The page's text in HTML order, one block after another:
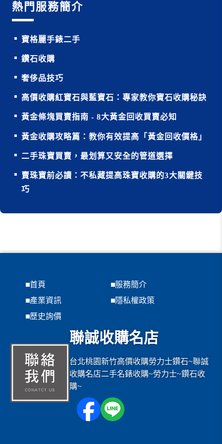
熱門服務簡介
寶格麗手錶二手
鑽石收購
奢侈品技巧
高價收購紅寶石與藍寶石：專家教你寶石收購秘訣
黃金條塊買賣指南 - 8大黃金回收買賣必知
黃金收購攻略篇：教你有效提高「黃金回收價格」
二手珠寶買賣，最划算又安全的管道選擇
賣珠寶前必讀：不私藏提高珠寶收購的3大關鍵技
巧
首頁
服務簡介
產業資訊
隱私權政策
歷史詢價
聯誠收購名店
台北桃園新竹高價收購勞力士鑽石~聯誠
收購名店二手名錶收購~勞力士~鑽石收
購~